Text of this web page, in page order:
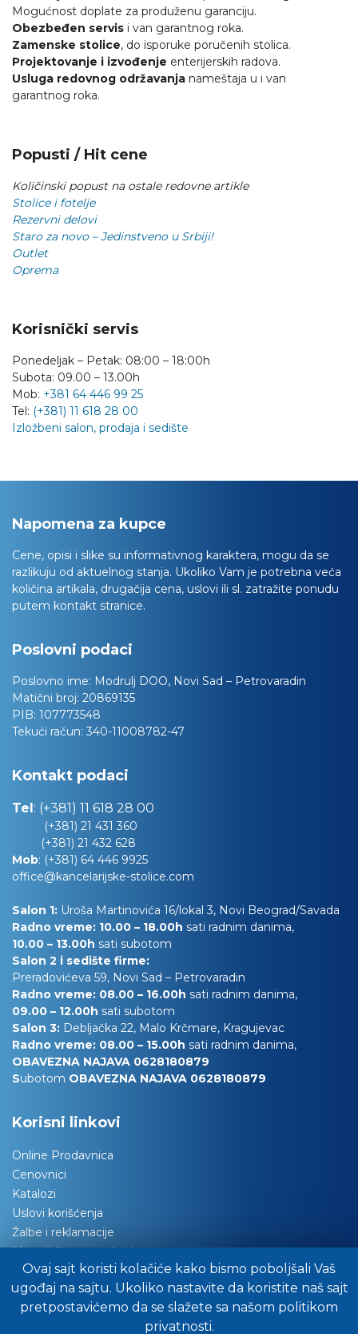
Mogućnost doplate za produženu garanciju.
Obezbeđen servis i van garantnog roka.
Zamenske stolice, do isporuke poručenih stolica.
Projektovanje i izvođenje enterijerskih radova.
Usluga redovnog održavanja nameštaja u i van
garantnog roka.
Popusti / Hit cene
Količinski popust na ostale redovne artikle
Stolice i fotelje
Rezervni delovi
Staro za novo – Jedinstveno u Srbiji!
Outlet
Oprema
Korisnički servis
Ponedeljak – Petak: 08:00 – 18:00h
Subota: 09.00 – 13.00h
Mob: +381 64 446 99 25
Tel: (+381) 11 618 28 00
Izložbeni salon, prodaja i sedište
Ovaj sajt koristi kolačiće kako bismo poboljšali Vaš
ugođaj na sajtu. Ukoliko nastavite da koristite naš sajt
pretpostavićemo da se slažete sa našom politikom
privatnosti.
Napomena za kupce
Cene, opisi i slike su informativnog karaktera, mogu da se
razlikuju od aktuelnog stanja. Ukoliko Vam je potrebna veća
količina artikala, drugačija cena, uslovi ili sl. zatražite ponudu
putem kontakt stranice.
Poslovni podaci
Poslovno ime: Modrulj DOO, Novi Sad – Petrovaradin
Matični broj: 20869135
PIB: 107773548
Tekući račun: 340-11008782-47
Kontakt podaci
Tel: (+381) 11 618 28 00
(+381) 21 431 360
(+381) 21 432 628
Mob: (+381) 64 446 9925
office@kancelarijske-stolice.com
Salon 1: Uroša Martinovića 16/lokal 3, Novi Beograd/Savada
Radno vreme: 10.00 – 18.00h sati radnim danima,
10.00 – 13.00h sati subotom
Salon 2 i sedište firme:
Preradovićeva 59, Novi Sad – Petrovaradin
Radno vreme: 08.00 – 16.00h sati radnim danima,
09.00 – 12.00h sati subotom
Salon 3: Debljačka 22, Malo Krčmare, Kragujevac
Radno vreme: 08.00 – 15.00h sati radnim danima,
OBAVEZNA NAJAVA 0628180879
Subotom OBAVEZNA NAJAVA 0628180879
Korisni linkovi
Online Prodavnica
Cenovnici
Katalozi
Uslovi korišćenja
Žalbe i reklamacije
Materijali za tapaciranje
Održavanje nameštaja
Važna obaveštenja
Preuzimanje robe
Pitajte stručnjake za savet